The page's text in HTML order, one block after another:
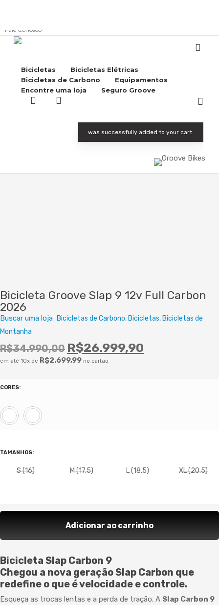
content
Fale Conosco
Bicicletas
Bicicletas Elétricas
Bicicletas de Carbono
Equipamentos
Encontre uma loja
Seguro Groove
Buscar..
was successfully added to your cart.
Bicicleta Groove Slap 9 12v Full Carbon
2026
em até 10x de R$2.699,99 no cartão
R$34.990,00 O
preço
R$26.999,90
preço
Bicicleta Slap Carbon 9
Chegou a nova geração Slap Carbon que
redefine o que é velocidade e controle.
Esqueça as trocas lentas e a perda de tração. A Slap Carbon 9
CORES:
TAMANHOS:
S (16) M (17.5) L (18.5) XL (20.5)
Adicionar ao carrinho
Buscar uma loja Bicicletas de Carbono Bicicletas Bicicletas de
Montanha